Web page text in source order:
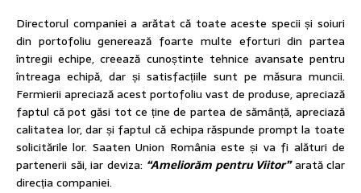
Directorul companiei a arătat că toate aceste specii și soiuri
din portofoliu generează foarte multe eforturi din partea
întregii echipe, creează cunoștinte tehnice avansate pentru
întreaga echipă, dar și satisfacțiile sunt pe măsura muncii.
Fermierii apreciază acest portofoliu vast de produse, apreciază
faptul că pot găsi tot ce ține de partea de sămânță, apreciază
calitatea lor, dar și faptul că echipa răspunde prompt la toate
solicitările lor. Saaten Union România este și va fi alături de
partenerii săi, iar deviza: “Ameliorăm pentru Viitor”arată clar
direcția companiei.